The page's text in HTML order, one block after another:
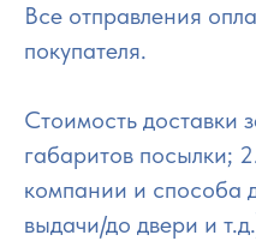
Все отправления
покупателя.
Стоимость доставки
габаритов посылки;
компании и способа
выдачи/до двери и